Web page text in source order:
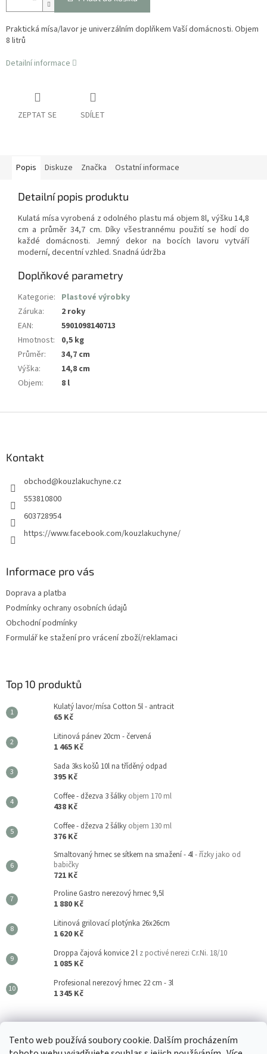
Tento web používá soubory cookie. Dalším procházením
Praktická mísa/lavor je univerzálním doplňkem Vaší domácnosti. Objem
8 litrů
Detailní informace
ZEPTAT SE SDÍLET
Popis Diskuze Značka Ostatní informace
Detailní popis produktu
Kulatá mísa vyrobená z odolného plastu má objem 8l, výšku 14,8
cm a průměr 34,7 cm. Díky všestrannému použití se hodí do
každé domácnosti. Jemný dekor na bocích lavoru vytváří
moderní, decentní vzhled. Snadná údržba
Doplňkové parametry
Kategorie: Plastové výrobky
Záruka:
2 roky
EAN:
5901098140713
Hmotnost:
0,5 kg
Průměr:
34,7 cm
Výška:
14,8 cm
Objem: 8 l
Kontakt
obchod@kouzlakuchyne.cz
553810800
603728954
https://www.facebook.com/kouzlakuchyne/
Informace pro vás
Doprava a platba
Podmínky ochrany osobních údajů
Obchodní podmínky
Formulář ke stažení pro vrácení zboží/reklamaci
Top 10 produktů
Kulatý lavor/mísa Cotton 5l - antracit
65 Kč
Litinová pánev 20cm - červená
1 465 Kč
Sada 3ks košů 10l na tříděný odpad
395 Kč
Coffee - džezva 3 šálky objem 170 ml
438 Kč
Coffee - džezva 2 šálky objem 130 ml
376 Kč
Smaltovaný hrnec se sítkem na smažení - 4l- řízky jako od
babičky
721 Kč
Proline Gastro nerezový hrnec 9,5l
1 880 Kč
Litinová grilovací plotýnka 26x26cm
1 620 Kč
Droppa čajová konvice 2 l z poctivé nerezi Cr.Ni. 18/10
1 085 Kč
Profesional nerezový hrnec 22 cm - 3l
1 345 Kč